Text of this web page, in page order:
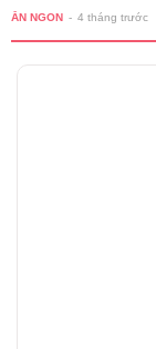
ĂN NGON - 4 tháng trước